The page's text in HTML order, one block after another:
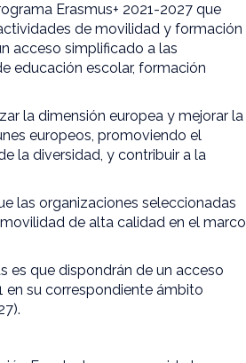
Erasmus+ 2021-2027 que
de movilidad y formación
acceso simplificado a las
educación escolar, formación
la dimensión europea y mejorar la
europeos, promoviendo el
la diversidad, y contribuir a la
las organizaciones seleccionadas
de alta calidad en el marco
es que dispondrán de un acceso
en su correspondiente ámbito